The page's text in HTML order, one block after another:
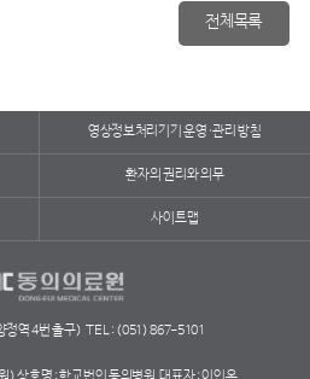
전체목록
영상정보처리기기 운영·관리 방침
환자의 권리와 의무
사이트맵
정역 4번 출구) TEL : (051) 867-5101